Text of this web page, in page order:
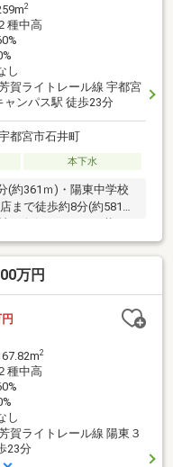
2
種中高
し
賀ライトレール線 宇都宮
ャンパス駅 徒歩23分
都宮市石井町
本下水
(約361ｍ)・陽東中学校
まで徒歩約8分(約581
配置可能！・小学校・
で子育て世代に安心の住
ストアが徒歩約10分
にもお勧め！◆住宅ロー
疑問について、安心し
トいたします！些細な
万円
2
種中高
し
賀ライトレール線 陽東３
23分